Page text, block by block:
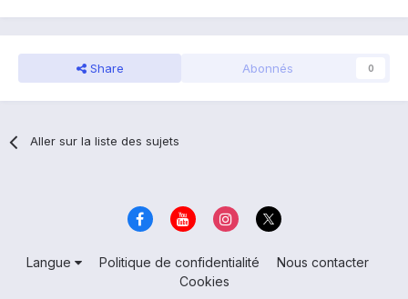
Share Abonnés 0
Aller sur la liste des sujets
Langue Politique de confidentialité
Nous contacter
Cookies